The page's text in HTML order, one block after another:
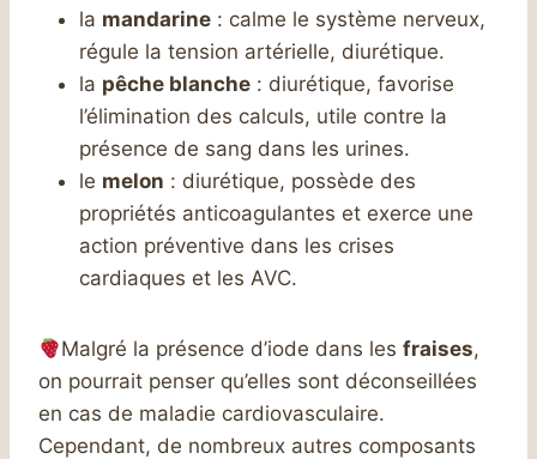
la mandarine : calme le système nerveux,
régule la tension artérielle, diurétique.
la pêche blanche : diurétique, favorise
l’élimination des calculs, utile contre la
présence de sang dans les urines.
le melon : diurétique, possède des
propriétés anticoagulantes et exerce une
action préventive dans les crises
cardiaques et les AVC.
Malgré la présence d’iode dans lesfraises,
on pourrait penser qu’elles sont déconseillées
en cas de maladie cardiovasculaire.
Cependant, de nombreux autres composants